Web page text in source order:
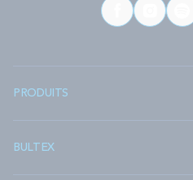
PRODUITS
BULTEX